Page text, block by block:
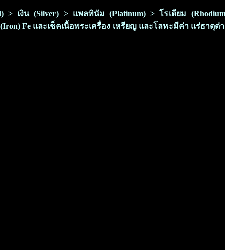
> เงิน (Silver) > แพลทินัม (Platinum) > โรเดียม
Fe และเช็คเนื้อพระเครื่อง เหรียญ และโลหะมีค่า แร่ธาตุต่